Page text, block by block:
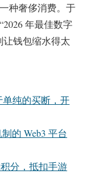
种奢侈消费。于
年最佳数字
钱包缩水得太
纯的买断，开
的 Web3 平台
分，抵扣手游